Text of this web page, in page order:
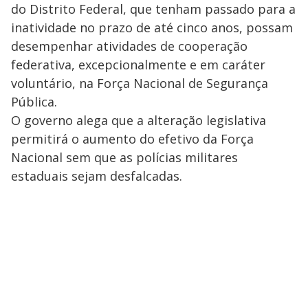
do Distrito Federal, que tenham passado para a
inatividade no prazo de até cinco anos, possam
desempenhar atividades de cooperação
federativa, excepcionalmente e em caráter
voluntário, na Força Nacional de Segurança
Pública.
O governo alega que a alteração legislativa
permitirá o aumento do efetivo da Força
Nacional sem que as polícias militares
estaduais sejam desfalcadas.